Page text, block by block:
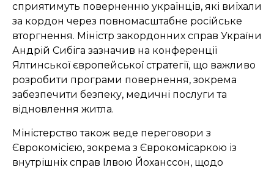
сприятимуть поверненню українців, які виїхали
за кордон через повномасштабне російське
вторгнення. Міністр закордонних справ України
Андрій Сибіга зазначив на конференції
Ялтинської європейської стратегії, що важливо
розробити програми повернення, зокрема
забезпечити безпеку, медичні послуги та
відновлення житла.
Міністерство також веде переговори з
Єврокомісією, зокрема з Єврокомісаркою із
внутрішніх справ Ілвою Йоханссон, щодо